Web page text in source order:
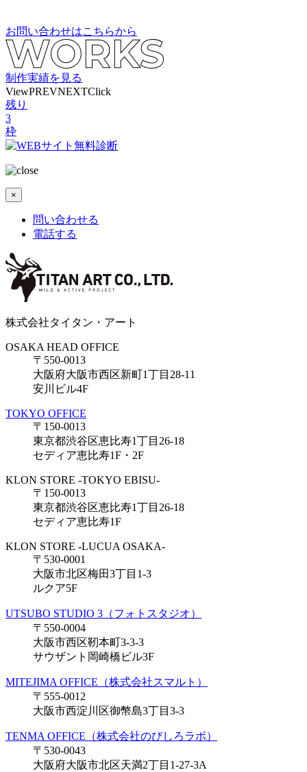
お問い合わせはこちらから
制作実績を見る
ViewPREVNEXTClick
残り
3
枠
×
問い合わせる
電話する
株式会社タイタン・アート
OSAKA HEAD OFFICE
〒550-0013
大阪府大阪市西区新町1丁目28-11
安川ビル4F
TOKYO OFFICE
〒150-0013
東京都渋谷区恵比寿1丁目26-18
セディア恵比寿1F・2F
KLON STORE -TOKYO EBISU-
〒150-0013
東京都渋谷区恵比寿1丁目26-18
セディア恵比寿1F
KLON STORE -LUCUA OSAKA-
〒530-0001
大阪市北区梅田3丁目1-3
ルクア5F
UTSUBO STUDIO 3（フォトスタジオ）
〒550-0004
大阪市西区靭本町3-3-3
サウザント岡崎橋ビル3F
MITEJIMA OFFICE（株式会社スマルト）
〒555-0012
大阪市西淀川区御幣島3丁目3-3
TENMA OFFICE（株式会社のびしろラボ）
〒530-0043
大阪府大阪市北区天満2丁目1-27-3A